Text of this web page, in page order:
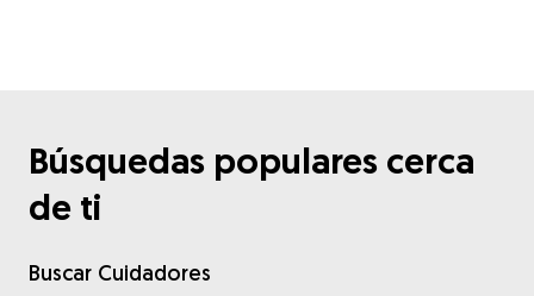
Búsquedas populares cerca
de ti
Buscar Cuidadores